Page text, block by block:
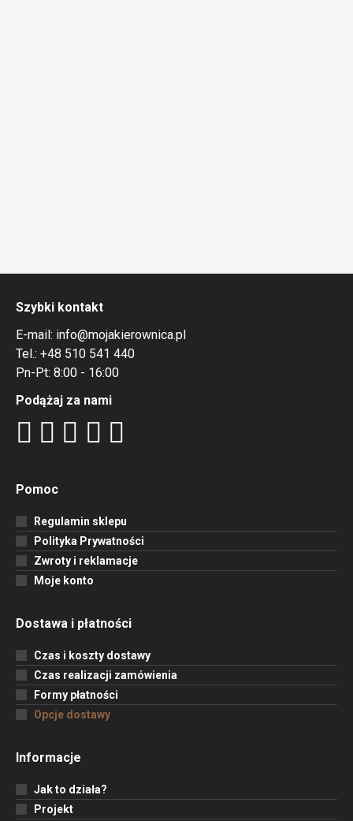
Szybki kontakt
E-mail: info@mojakierownica.pl
Tel.: +48 510 541 440
Pn-Pt: 8:00 - 16:00
Podążaj za nami
Pomoc
Regulamin sklepu
Polityka Prywatności
Zwroty i reklamacje
Moje konto
Dostawa i płatności
Czas i koszty dostawy
Czas realizacji zamówienia
Formy płatności
Opcje dostawy
Informacje
Jak to działa?
Projekt